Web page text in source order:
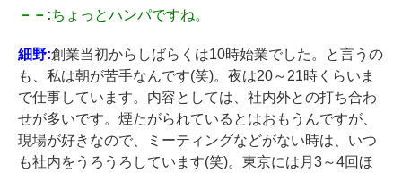
－－:ちょっとハンパですね。
細野:創業当初からしばらくは10時始業でした。と言うの
も、私は朝が苦手なんです(笑)。夜は20～21時くらいま
で仕事しています。内容としては、社内外との打ち合わ
せが多いです。煙たがられているとはおもうんですが、
現場が好きなので、ミーティングなどがない時は、いつ
も社内をうろうろしています(笑)。東京には月3～4回ほ